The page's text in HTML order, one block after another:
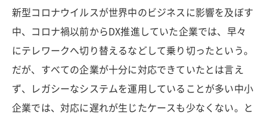
新型コロナウイルスが世界中のビジネスに影響を及ぼす
中、コロナ禍以前からDX推進していた企業では、早々
にテレワークへ切り替えるなどして乗り切ったという。
だが、すべての企業が十分に対応できていたとは言え
ず、レガシーなシステムを運用していることが多い中小
企業では、対応に遅れが生じたケースも少なくない。と